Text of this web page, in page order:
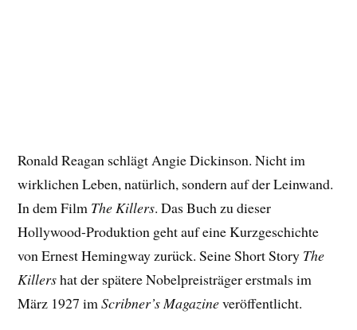
Ronald Reagan schlägt Angie Dickinson. Nicht im
wirklichen Leben, natürlich, sondern auf der Leinwand.
In dem Film The Killers. Das Buch zu dieser
Hollywood-Produktion geht auf eine Kurzgeschichte
von Ernest Hemingway zurück. Seine Short Story The
Killershat der spätere Nobelpreisträger erstmals im
März 1927 imScribner’s Magazineveröffentlicht.